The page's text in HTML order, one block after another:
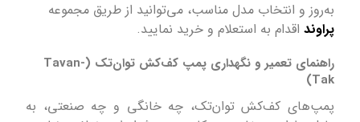
به‌روز و انتخاب مدل مناسب، می‌توانید از طریق مجموعه
پراوند اقدام به استعلام و خرید نمایید.
راهنمای تعمیر و نگهداری پمپ کف‌کش توان‌تک (Tavan-
Tak)
پمپ‌های کف‌کش توان‌تک، چه خانگی و چه صنعتی، به